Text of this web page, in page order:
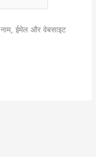
ईमेल और वेबसाइट